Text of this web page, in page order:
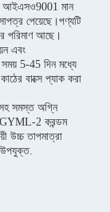
আইএসও9001 মান
পেয়েছে।পণ্যটি
পরিমাণ আছে।
এবং
5-45 দিন মধ্যে
বাক্সে প্যাক করা
সহ সমস্ত অগ্নি
2 করন্ডম
উচ্চ তাপমাত্রা
উপযুক্ত.